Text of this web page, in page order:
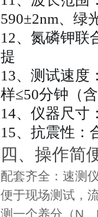
590±2nm、绿
12、氮磷钾联
提
13、测试速度
样≤50分钟（
14、仪器尺寸
15、抗震性：
四、操作简
配套齐全：速测
便于现场测试，
测一个养分（N